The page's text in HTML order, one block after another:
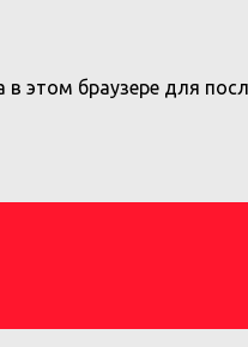
в этом браузере для